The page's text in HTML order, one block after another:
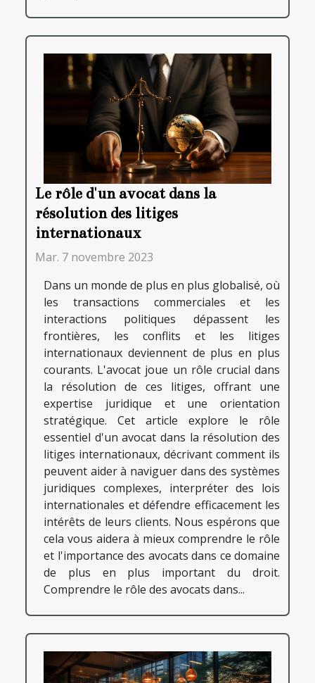
Le rôle d'un avocat dans la
résolution des litiges
internationaux
Mar. 7 novembre 2023
Dans un monde de plus en plus globalisé, où
les transactions commerciales et les
interactions politiques dépassent les
frontières, les conflits et les litiges
internationaux deviennent de plus en plus
courants. L'avocat joue un rôle crucial dans
la résolution de ces litiges, offrant une
expertise juridique et une orientation
stratégique. Cet article explore le rôle
essentiel d'un avocat dans la résolution des
litiges internationaux, décrivant comment ils
peuvent aider à naviguer dans des systèmes
juridiques complexes, interpréter des lois
internationales et défendre efficacement les
intérêts de leurs clients. Nous espérons que
cela vous aidera à mieux comprendre le rôle
et l'importance des avocats dans ce domaine
de plus en plus important du droit.
Comprendre le rôle des avocats dans...